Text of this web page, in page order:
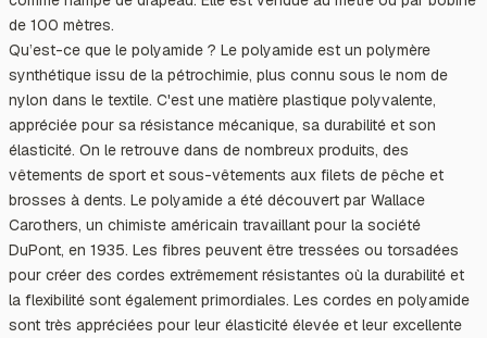
de 100 mètres.
Qu’est-ce que le polyamide ? Le polyamide est un polymère
synthétique issu de la pétrochimie, plus connu sous le nom de
nylon dans le textile. C'est une matière plastique polyvalente,
appréciée pour sa résistance mécanique, sa durabilité et son
élasticité. On le retrouve dans de nombreux produits, des
vêtements de sport et sous-vêtements aux filets de pêche et
brosses à dents. Le polyamide a été découvert par Wallace
Carothers, un chimiste américain travaillant pour la société
DuPont, en 1935. Les fibres peuvent être tressées ou torsadées
pour créer des cordes extrêmement résistantes où la durabilité et
la flexibilité sont également primordiales. Les cordes en polyamide
sont très appréciées pour leur élasticité élevée et leur excellente